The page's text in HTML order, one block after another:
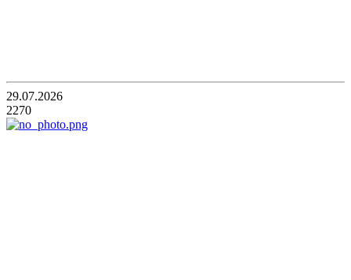
29.07.2026
2270